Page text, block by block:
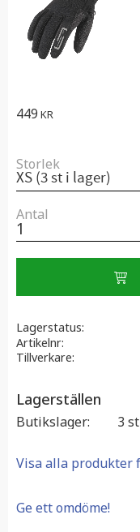
449 KR
Storlek
Antal
Lagerstatus
Artikelnr
Tillverkare
Lagerställen
Butikslager 3
Visa alla produkter
Ge ett omdöme!